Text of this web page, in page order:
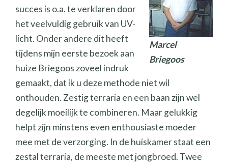
Marcel
Briegoos
succes is o.a. te verklaren door
het veelvuldig gebruik van UV-
licht. Onder andere dit heeft
tijdens mijn eerste bezoek aan
huize Briegoos zoveel indruk
gemaakt, dat ik u deze methode niet wil
onthouden. Zestig terraria en een baan zijn wel
degelijk moeilijk te combineren. Maar gelukkig
helpt zijn minstens even enthousiaste moeder
mee met de verzorging. In de huiskamer staat een
zestal terraria, de meeste met jongbroed. Twee